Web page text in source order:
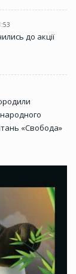
до акції
«Свобода»